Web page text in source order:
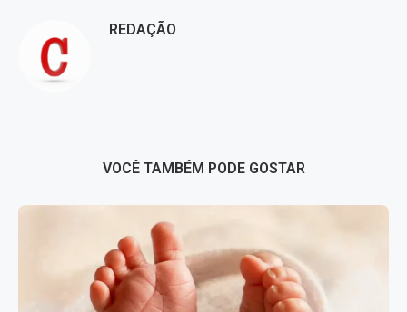
REDAÇÃO
VOCÊ TAMBÉM PODE GOSTAR